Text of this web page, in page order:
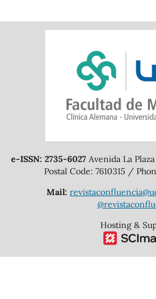
e-ISSN: 2735-6027Avenida La
Postal Code: 7610315 /
Mail:
Hosting &